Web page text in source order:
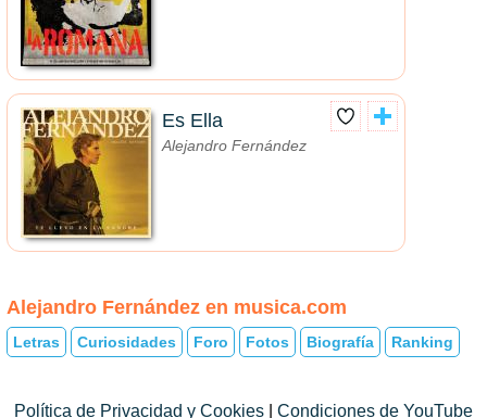
Es Ella
Alejandro Fernández
Alejandro Fernández en musica.com
Letras Curiosidades Foro Fotos Biografía Ranking
Política de Privacidad y Cookies Condiciones de YouTube